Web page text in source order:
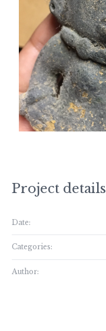
Project details
Date:
Categories:
Author: